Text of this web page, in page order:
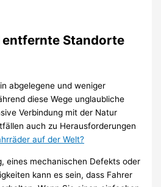
Standorte
abgelegene und weniger
diese Wege unglaubliche
Verbindung mit der Natur
auch zu Herausforderungen
auf der Welt?
eines mechanischen Defekts oder
kann es sein, dass Fahrer